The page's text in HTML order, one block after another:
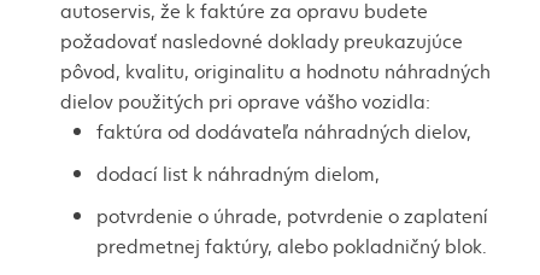
autoservis, že k faktúre za opravu budete
požadovať nasledovné doklady preukazujúce
pôvod, kvalitu, originalitu a hodnotu náhradných
dielov použitých pri oprave vášho vozidla:
faktúra od dodávateľa náhradných dielov,
dodací list k náhradným dielom,
potvrdenie o úhrade, potvrdenie o zaplatení
predmetnej faktúry, alebo pokladničný blok.